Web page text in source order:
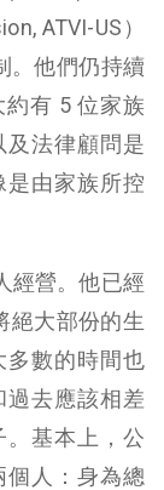
ATVI-US）
。他們仍持續
有 5 位家族
及法律顧問是
由家族所控
經營。他已經
絕大部份的生
多數的時間也
去應該相差
基本上，公
人：身為總